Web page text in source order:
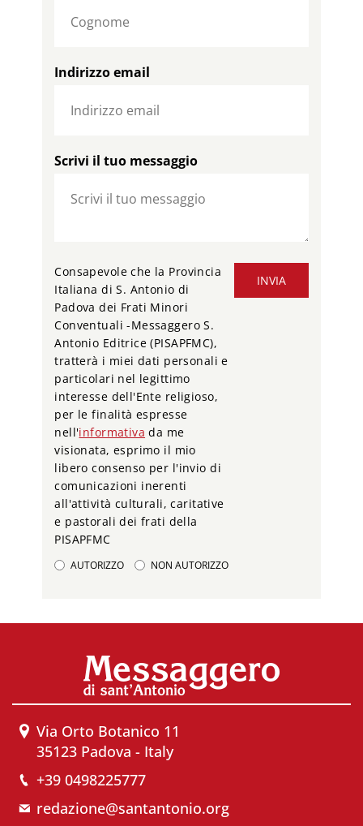
Indirizzo email
Scrivi il tuo messaggio
INVIA
Consapevole che la Provincia
Italiana di S. Antonio di
Padova dei Frati Minori
Conventuali -Messaggero S.
Antonio Editrice (PISAPFMC),
tratterà i miei dati personali e
particolari nel legittimo
interesse dell'Ente religioso,
per le finalità espresse
nell'informativa da me
visionata, esprimo il mio
libero consenso per l'invio di
comunicazioni inerenti
all'attività culturali, caritative
e pastorali dei frati della
PISAPFMC
AUTORIZZO NON AUTORIZZO
Via Orto Botanico 11
35123 Padova - Italy
+39 0498225777
redazione@santantonio.org